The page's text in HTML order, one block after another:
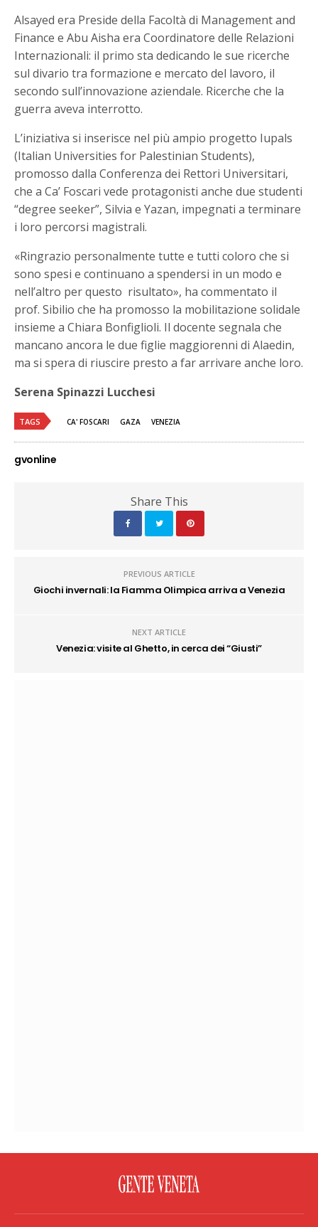
Alsayed era Preside della Facoltà di Management and
Finance e Abu Aisha era Coordinatore delle Relazioni
Internazionali: il primo sta dedicando le sue ricerche
sul divario tra formazione e mercato del lavoro, il
secondo sull’innovazione aziendale. Ricerche che la
guerra aveva interrotto.
L’iniziativa si inserisce nel più ampio progetto Iupals
(Italian Universities for Palestinian Students),
promosso dalla Conferenza dei Rettori Universitari,
che a Ca’ Foscari vede protagonisti anche due studenti
“degree seeker”, Silvia e Yazan, impegnati a terminare
i loro percorsi magistrali.
«Ringrazio personalmente tutte e tutti coloro che si
sono spesi e continuano a spendersi in un modo e
nell’altro per questo risultato», ha commentato il
prof. Sibilio che ha promosso la mobilitazione solidale
insieme a Chiara Bonfiglioli. Il docente segnala che
mancano ancora le due figlie maggiorenni di Alaedin,
ma si spera di riuscire presto a far arrivare anche loro.
Serena Spinazzi Lucchesi
TAGS CA' FOSCARI GAZA VENEZIA
gvonline
Share This
PREVIOUS ARTICLE
Giochi invernali: la Fiamma Olimpica arriva a Venezia
NEXT ARTICLE
Venezia: visite al Ghetto, in cerca dei “Giusti”